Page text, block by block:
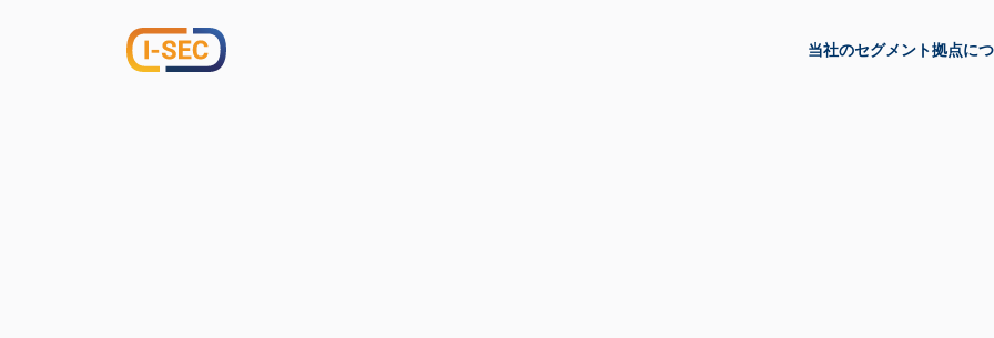
当社のセグメント拠点に